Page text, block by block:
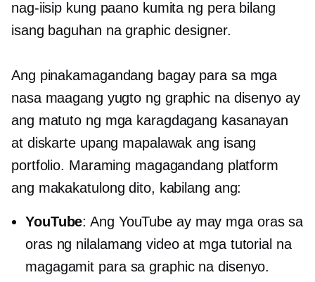
nag-iisip kung paano kumita ng pera bilang
isang baguhan na graphic designer.
Ang pinakamagandang bagay para sa mga
nasa maagang yugto ng graphic na disenyo ay
ang matuto ng mga karagdagang kasanayan
at diskarte upang mapalawak ang isang
portfolio. Maraming magagandang platform
ang makakatulong dito, kabilang ang:
YouTube: Ang YouTube ay may mga oras sa
oras ng nilalamang video at mga tutorial na
magagamit para sa graphic na disenyo.